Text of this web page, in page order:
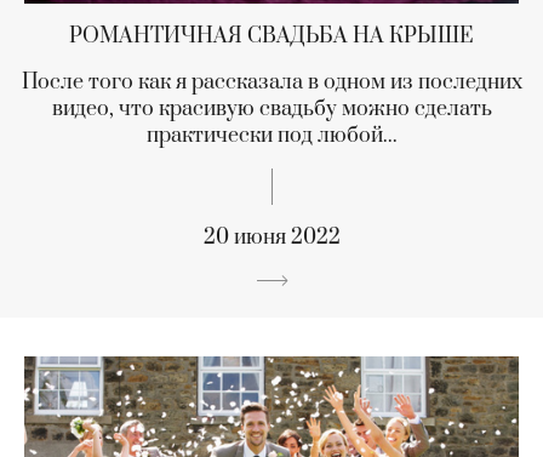
РОМАНТИЧНАЯ СВАДЬБА НА КРЫШЕ
После того как я рассказала в одном из последних
видео, что красивую свадьбу можно сделать
практически под любой...
20 июня 2022